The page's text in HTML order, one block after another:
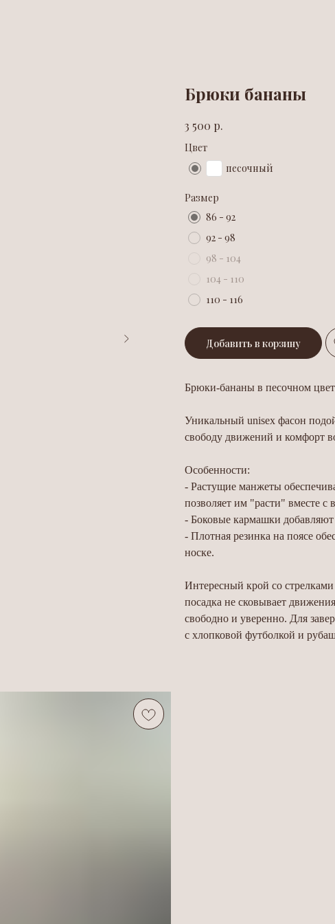
Брюки бананы
3 500 р.
Цвет
песочный
Размер
86 - 92
92 - 98
98 - 104
104 - 110
110 - 116
Добавить в корзину
Брюки-бананы в песочном
Уникальный unisex фасон
свободу движений и комфорт
Особенности:
- Растущие манжеты
позволяет им "расти" вместе с
- Боковые кармашки
- Плотная резинка на поясе
носке.
Интересный крой со
посадка не сковывает
свободно и уверенно. Для
с хлопковой футболкой и